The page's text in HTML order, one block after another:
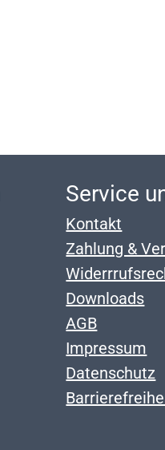
Service
Kontakt
Zahlung &
Downloads
AGB
Impressum
Datenschutz